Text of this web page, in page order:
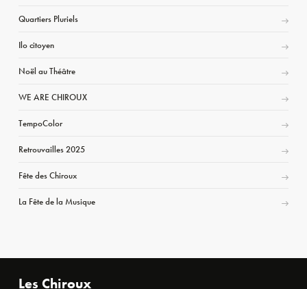
Quartiers Pluriels
Ilo citoyen
Noël au Théâtre
WE ARE CHIROUX
TempoColor
Retrouvailles 2025
Fête des Chiroux
La Fête de la Musique
Les Chiroux